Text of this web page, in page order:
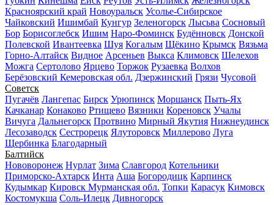
Красноярский край Новоуральск Усолье-Сибирское
Чайковский Ишимбай Кунгур Зеленогорск Лысьва Сосновый
Бор Борисоглебск Ишим Наро-Фоминск Будённовск Донской
Полевской Ивантеевка Шуя Когалым Щёкино Крымск Вязьма
Горно-Алтайск Видное Арсеньев Выкса Климовск Шелехов
Можга Сертолово Ярцево Торжок Рузаевка Волхов
Берёзовский Кемеровская обл. Дзержинский Грязи Чусовой
Советск
Пугачёв Лангепас Бирск Урюпинск Моршанск Пыть-Ях
Качканар Конаково Ртищево Вязники Кореновск Учалы
Вичуга Дальнегорск Протвино Мирный Якутия Нижнеудинск
Лесозаводск Сестрорецк Ялуторовск Миллерово Луга
Щербинка Благодарный
Балтийск
Нововоронеж Нурлат Зима Славгород Котельники
Приморско-Ахтарск Инта Аша Богородицк Карпинск
Кудымкар Кировск Мурманская обл. Топки Карасук Кимовск
Костомукша Соль-Илецк Дивногорск